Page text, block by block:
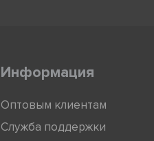
Информация
Оптовым клиентам
Служба поддержки